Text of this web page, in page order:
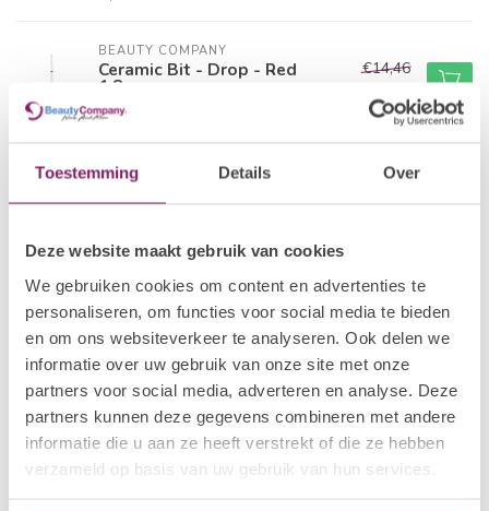
Toestemming Details Over
Deze website maakt gebruik van cookies
We gebruiken cookies om content en advertenties te
personaliseren, om functies voor social media te bieden
en om ons websiteverkeer te analyseren. Ook delen we
informatie over uw gebruik van onze site met onze
partners voor social media, adverteren en analyse. Deze
partners kunnen deze gegevens combineren met andere
informatie die u aan ze heeft verstrekt of die ze hebben
verzameld op basis van uw gebruik van hun services.
BEAUTY COMPANY
Ceramic Bit - Drop - Red
1,8mm
Op voorraad
€14,46
BEAUTY COMPANY
Ceramic Bit - Cone - 6,0mm -
Blue
€18,09
BEAUTY COMPANY
Diamond Bit - Ball - Red
Op voorraad
€3,57
BEAUTY COMPANY
Diamond Bit - Ball - Blue
Op voorraad
€3,57